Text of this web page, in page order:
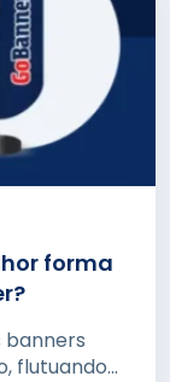
forma
banners
flutuando...